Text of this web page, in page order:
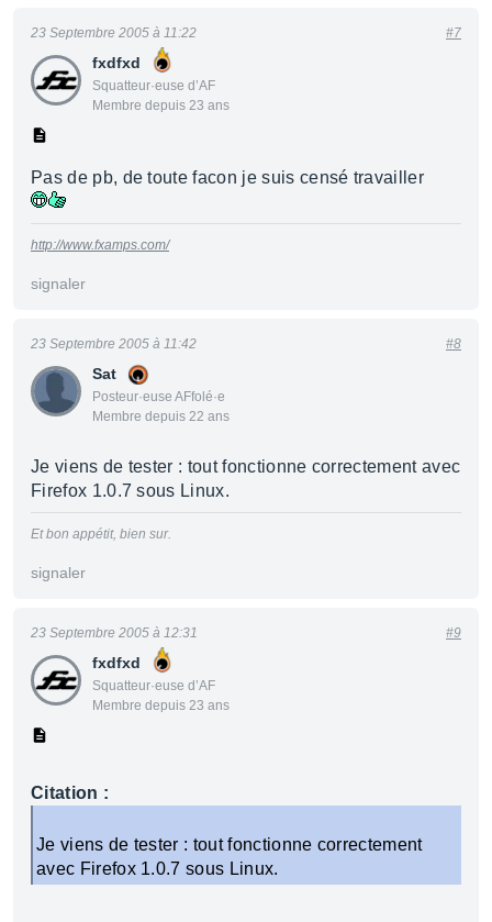
fxdfxd
Squatteur·euse d’AF
Membre depuis 23 ans
23 Septembre 2005 à 11:22 #7
Pas de pb, de toute facon je suis censé travailler
http://www.fxamps.com/
signaler
Sat
Posteur·euse AFfolé·e
Membre depuis 22 ans
23 Septembre 2005 à 11:42 #8
Je viens de tester : tout fonctionne correctement avec
Firefox 1.0.7 sous Linux.
Et bon appétit, bien sur.
signaler
fxdfxd
Squatteur·euse d’AF
Membre depuis 23 ans
23 Septembre 2005 à 12:31 #9
Citation :
Je viens de tester : tout fonctionne correctement
avec Firefox 1.0.7 sous Linux.